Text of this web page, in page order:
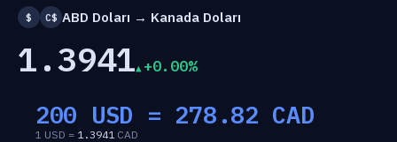
$ C$ ABD Doları → Kanada Doları
1.3941 +0.00%
200 USD = 278.82 CAD
1 USD = 1.3941CAD